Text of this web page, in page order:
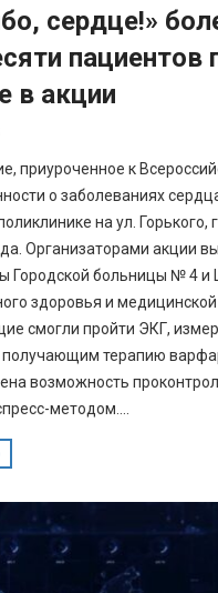
сердце!»
пациентов
в акции
приуроченное к
о заболеваниях
на ул. Горького,
Организаторами акции
Городской больницы № 4 и
здоровья и медицинской
смогли пройти ЭКГ,
терапию
возможность
методом....